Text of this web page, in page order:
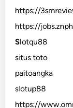
https://
https://
Slotqu88
situs toto
paitoangka
slotup88
https://